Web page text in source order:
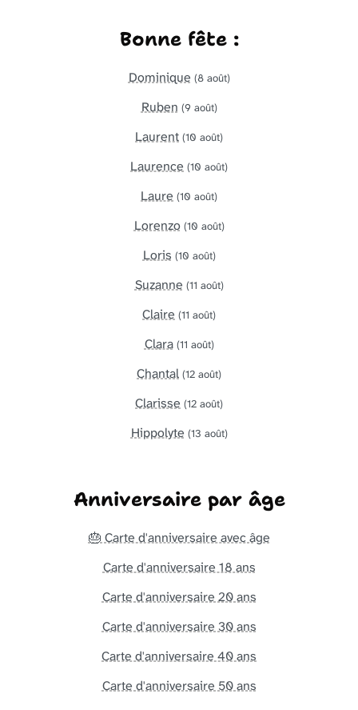
Bonne fête :
Dominique (8 août)
Ruben (9 août)
Laurent (10 août)
Laurence (10 août)
Laure (10 août)
Lorenzo (10 août)
Loris (10 août)
Suzanne (11 août)
Claire (11 août)
Clara (11 août)
Chantal (12 août)
Clarisse (12 août)
Hippolyte (13 août)
Anniversaire par âge
🎂 Carte d'anniversaire avec âge
Carte d'anniversaire 18 ans
Carte d'anniversaire 20 ans
Carte d'anniversaire 30 ans
Carte d'anniversaire 40 ans
Carte d'anniversaire 50 ans